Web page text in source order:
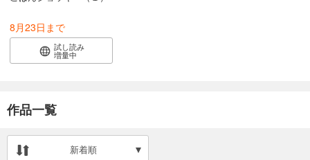
8月23日まで
試し読み
増量中
作品一覧
新着順